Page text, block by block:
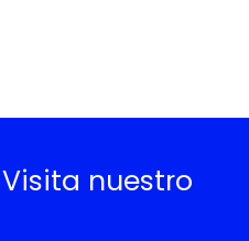
Visita nuestro